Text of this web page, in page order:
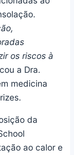
os riscos à
a Dra.
medicina
da
ao calor e